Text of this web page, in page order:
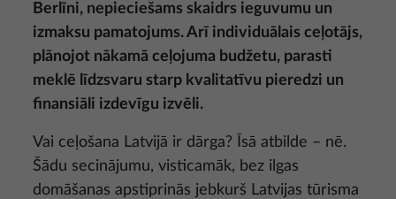
Berlīni, nepieciešams skaidrs ieguvumu un
izmaksu pamatojums. Arī individuālais ceļotājs,
plānojot nākamā ceļojuma budžetu, parasti
meklē līdzsvaru starp kvalitatīvu pieredzi un
finansiāli izdevīgu izvēli.
Vai ceļošana Latvijā ir dārga? Īsā atbilde – nē.
Šādu secinājumu, visticamāk, bez ilgas
domāšanas apstiprinās jebkurš Latvijas tūrisma